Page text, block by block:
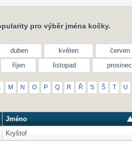
pro výběr jména kočky.
duben květen
červen
říjen listopad prosinec
M N O P Q R Ř S Š T U
Jméno
Kryštof